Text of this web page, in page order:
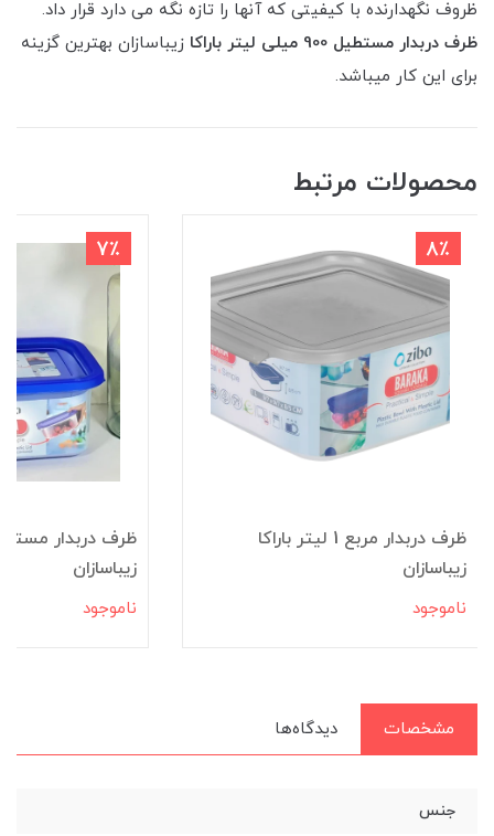
ظروف نگهدارنده با کیفیتی که آنها را تازه نگه می دارد قرار داد.
ظرف دربدار مستطیل 900 میلی لیتر باراکا
زیباسازان بهترین گزینه
برای این کار میباشد.
محصولات مرتبط
8٪
ظرف دربدار مربع 1 لیتر باراکا
زیباسازان
ناموجود
7٪
زیباسازان
ناموجود
مشخصات دیدگاه‌ها
جنس